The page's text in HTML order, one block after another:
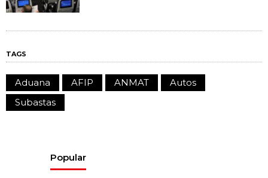
TAGS
Aduana AFIP ANMAT
Autos
Subastas
Popular